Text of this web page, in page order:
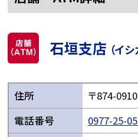
石垣支店 （イシ
住所
〒874-
電話番号
0977-25-